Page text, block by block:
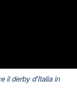
il derby d'Italia in